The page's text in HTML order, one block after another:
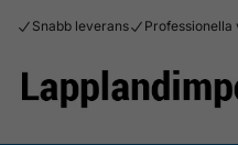
Snabb leverans